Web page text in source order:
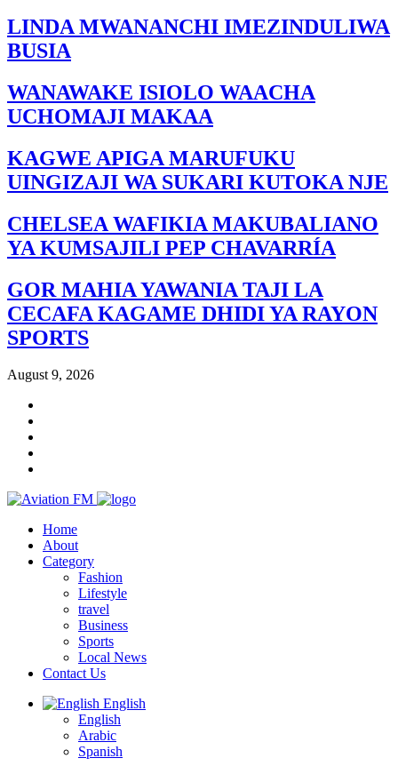
LINDA MWANANCHI IMEZINDULIWA
BUSIA
WANAWAKE ISIOLO WAACHA
UCHOMAJI MAKAA
KAGWE APIGA MARUFUKU
UINGIZAJI WA SUKARI KUTOKA NJE
CHELSEA WAFIKIA MAKUBALIANO
YA KUMSAJILI PEP CHAVARRÍA
GOR MAHIA YAWANIA TAJI LA
CECAFA KAGAME DHIDI YA RAYON
SPORTS
August 9, 2026
Home
About
Category
Fashion
Lifestyle
travel
Business
Sports
Local News
Contact Us
English
English
Arabic
Spanish